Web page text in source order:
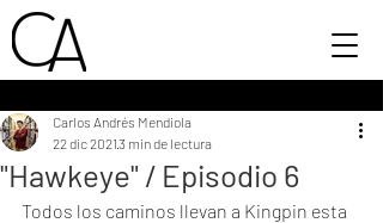
"Hawkeye" / Episodio 6
Carlos Andrés Mendiola
22 dic 20213 min de lectura
Todos los caminos llevan a Kingpin esta